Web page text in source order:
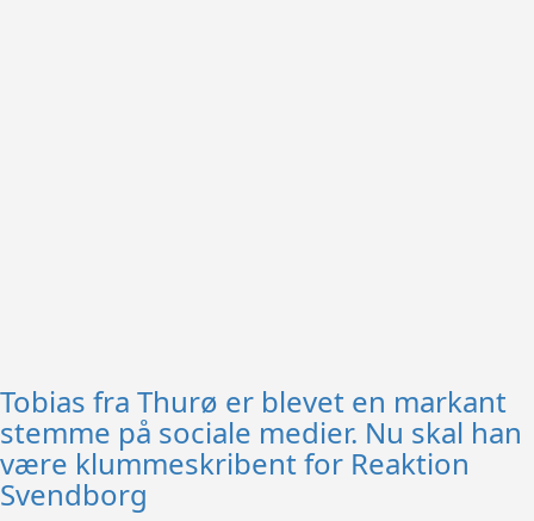
Tobias fra Thurø er blevet en markant
stemme på sociale medier. Nu skal han
være klummeskribent for Reaktion
Svendborg